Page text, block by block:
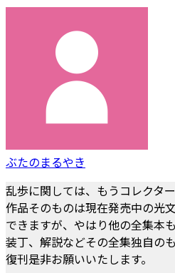
ぶたのまるやき
乱歩に関しては、もうコレクター
作品そのものは現在発売中の光
できますが、やはり他の全集本
装丁、解説などその全集独自の
復刊是非お願いいたします。